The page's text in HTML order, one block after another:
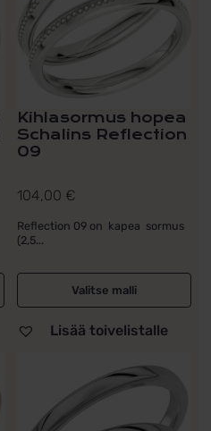
Kihlasormus hopea
Schalins Reflection
09
104,00 €
Reflection 09 on kapea sormus
(2,5...
Valitse malli
Lisää toivelistalle